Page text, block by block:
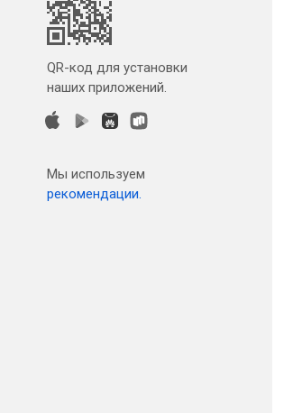
QR-код для установки
наших приложений.
Мы используем
рекомендации.